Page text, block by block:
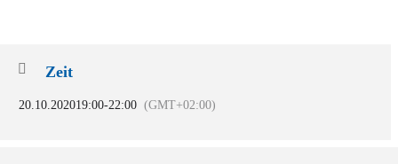
Zeit
20.10.202019:00-22:00 (GMT+02:00)